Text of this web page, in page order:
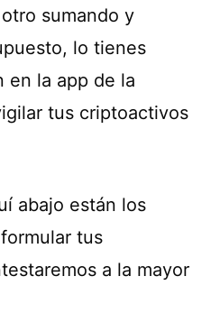
sumando y
lo tienes
en la app de la
tus criptoactivos
abajo están los
tus
a la mayor